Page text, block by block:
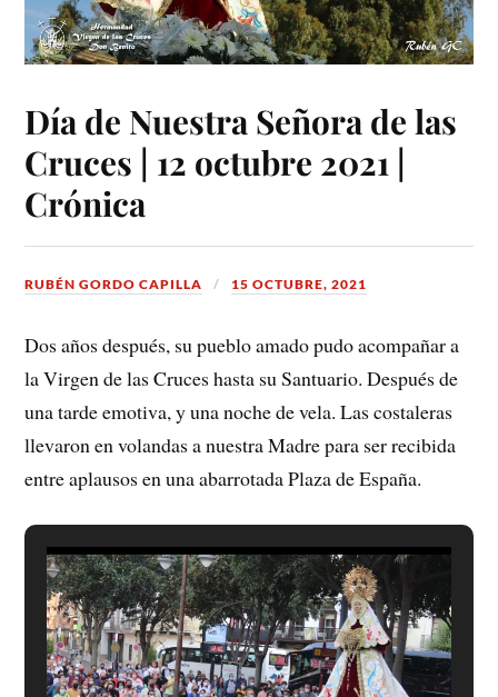
Día de Nuestra Señora de las
Cruces | 12 octubre 2021 |
Crónica
RUBÉN GORDO CAPILLA 15 OCTUBRE, 2021
Dos años después, su pueblo amado pudo acompañar a
la Virgen de las Cruces hasta su Santuario. Después de
una tarde emotiva, y una noche de vela. Las costaleras
llevaron en volandas a nuestra Madre para ser recibida
entre aplausos en una abarrotada Plaza de España.